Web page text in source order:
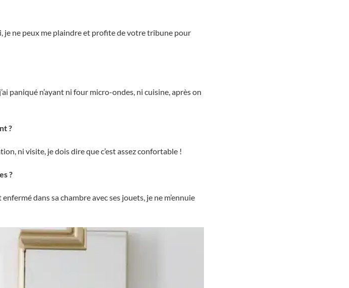
je ne peux me plaindre et profite de votre tribune pour
paniqué n’ayant ni four micro-ondes, ni cuisine, après on
?
ni visite, je dois dire que c’est assez confortable !
?
dans sa chambre avec ses jouets, je ne m’ennuie